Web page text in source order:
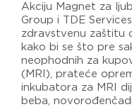
Akciju Magnet za
Group i TDE
zdravstvenu zaštitu
kako bi se što pre
neophodnih za
(MRI), prateće
inkubatora za MRI
beba,